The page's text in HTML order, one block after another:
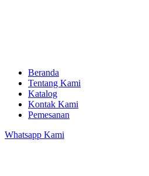
Beranda
Tentang Kami
Katalog
Kontak Kami
Pemesanan
Whatsapp Kami